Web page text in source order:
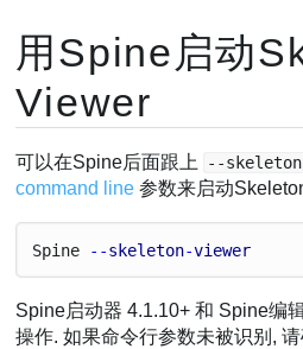
用Spine启动
Viewer
可以在Spine后面跟上 --
command line 参数来启动
Spine --skeleton-viewer
Spine启动器 4.1.10+ 和 Spine编
操作. 如果命令行参数未被识别,